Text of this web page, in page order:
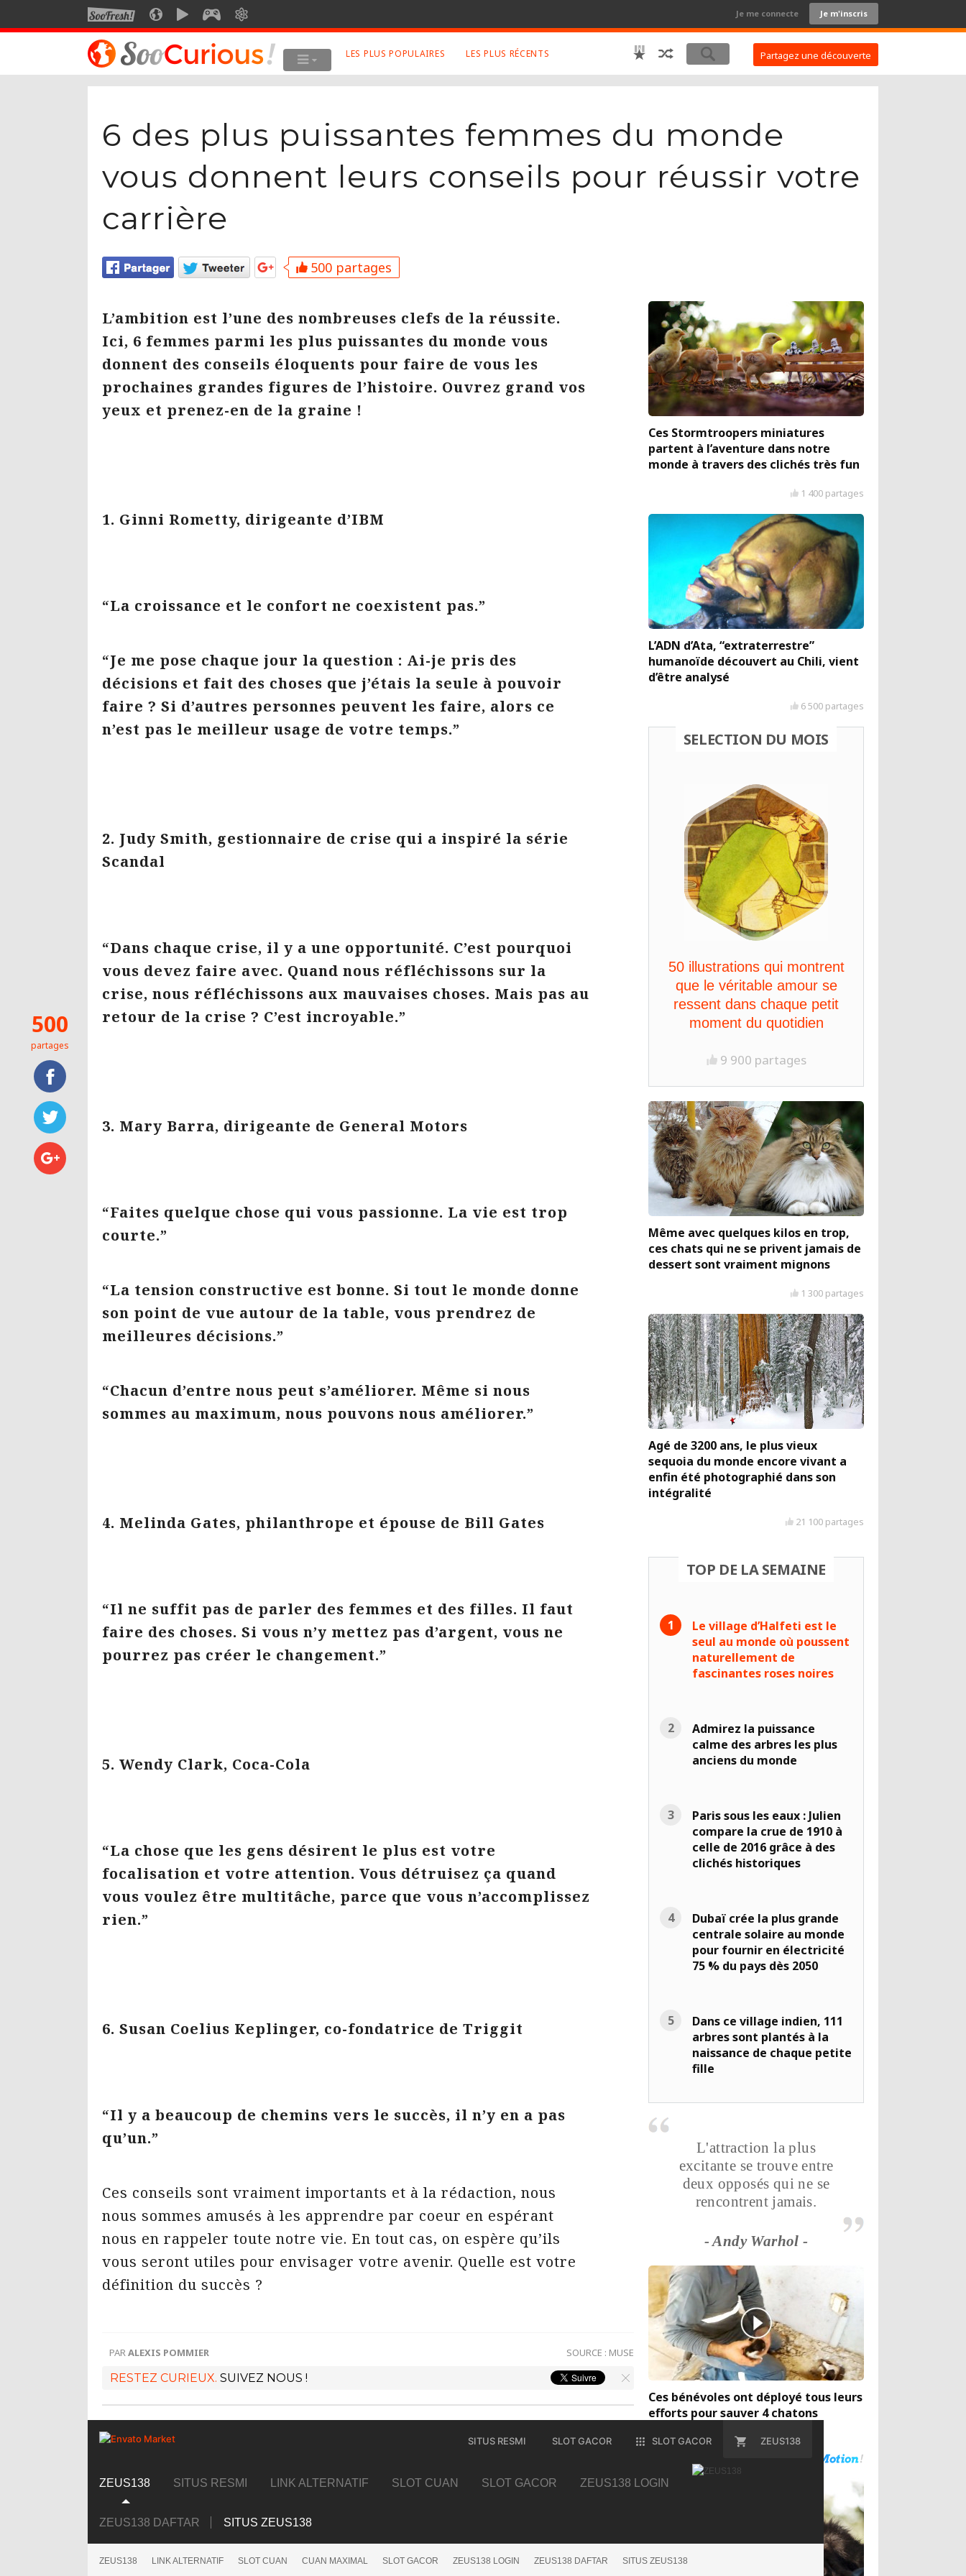
SOOFRESHSOOCURIOUSSOOMOTIONSOOGEEK Je me connecte Je m'inscris
Voyage
Style de vie
Art
Robot
Twitter
Mentions Légales
LES PLUS POPULAIRES LES PLUS RÉCENTS Partagez une découverte
6 des plus puissantes femmes du monde
vous donnent leurs conseils pour réussir votre
carrière
500 partages
L’ambition est l’une des nombreuses clefs de la réussite.
Ici, 6 femmes parmi les plus puissantes du monde vous
donnent des conseils éloquents pour faire de vous les
prochaines grandes figures de l’histoire. Ouvrez grand vos
yeux et prenez-en de la graine !
1. Ginni Rometty, dirigeante d’IBM
“La croissance et le confort ne coexistent pas.”
“Je me pose chaque jour la question : Ai-je pris des
décisions et fait des choses que j’étais la seule à pouvoir
faire ? Si d’autres personnes peuvent les faire, alors ce
n’est pas le meilleur usage de votre temps.”
2. Judy Smith, gestionnaire de crise qui a inspiré la série
Scandal
“Dans chaque crise, il y a une opportunité. C’est pourquoi
vous devez faire avec. Quand nous réfléchissons sur la
crise, nous réfléchissons aux mauvaises choses. Mais pas au
retour de la crise ? C’est incroyable.”
3. Mary Barra, dirigeante de General Motors
“Faites quelque chose qui vous passionne. La vie est trop
courte.”
“La tension constructive est bonne. Si tout le monde donne
son point de vue autour de la table, vous prendrez de
meilleures décisions.”
“Chacun d’entre nous peut s’améliorer. Même si nous
sommes au maximum, nous pouvons nous améliorer.”
4. Melinda Gates, philanthrope et épouse de Bill Gates
“Il ne suffit pas de parler des femmes et des filles. Il faut
faire des choses. Si vous n’y mettez pas d’argent, vous ne
pourrez pas créer le changement.”
5. Wendy Clark, Coca-Cola
“La chose que les gens désirent le plus est votre
focalisation et votre attention. Vous détruisez ça quand
vous voulez être multitâche, parce que vous n’accomplissez
rien.”
6. Susan Coelius Keplinger, co-fondatrice de Triggit
“Il y a beaucoup de chemins vers le succès, il n’y en a pas
qu’un.”
Ces conseils sont vraiment importants et à la rédaction, nous
nous sommes amusés à les apprendre par coeur en espérant
nous en rappeler toute notre vie. En tout cas, on espère qu’ils
vous seront utiles pour envisager votre avenir. Quelle est votre
définition du succès ?
SOURCE : MUSE
PARALEXIS POMMIER
RESTEZ CURIEUX. SUIVEZ NOUS !
SITUS RESMI SLOT GACOR SLOT GACOR ZEUS138
ZEUS138 SITUS RESMI LINK ALTERNATIF SLOT CUAN SLOT GACOR ZEUS138 LOGIN
ZEUS138 DAFTAR SITUS ZEUS138
ZEUS138 LINK ALTERNATIF SLOT CUAN CUAN MAXIMAL SLOT GACOR ZEUS138 LOGIN ZEUS138 DAFTAR SITUS ZEUS138
Ces Stormtroopers miniatures
partent à l’aventure dans notre
monde à travers des clichés très fun
1 400 partages
L’ADN d’Ata, “extraterrestre”
humanoïde découvert au Chili, vient
d’être analysé
6 500 partages
SELECTION DU MOIS
50 illustrations qui montrent
que le véritable amour se
ressent dans chaque petit
moment du quotidien
9 900 partages
Même avec quelques kilos en trop,
ces chats qui ne se privent jamais de
dessert sont vraiment mignons
1 300 partages
Agé de 3200 ans, le plus vieux
sequoia du monde encore vivant a
enfin été photographié dans son
intégralité
21 100 partages
TOP DE LA SEMAINE
Le village d’Halfeti est le
seul au monde où poussent
naturellement de
fascinantes roses noires
Admirez la puissance
calme des arbres les plus
anciens du monde
Paris sous les eaux : Julien
compare la crue de 1910 à
celle de 2016 grâce à des
clichés historiques
Dubaï crée la plus grande
centrale solaire au monde
pour fournir en électricité
75 % du pays dès 2050
Dans ce village indien, 111
arbres sont plantés à la
naissance de chaque petite
fille
L'attraction la plus
excitante se trouve entre
deux opposés qui ne se
rencontrent jamais.
- Andy Warhol -
Ces bénévoles ont déployé tous leurs
efforts pour sauver 4 chatons
500
partages